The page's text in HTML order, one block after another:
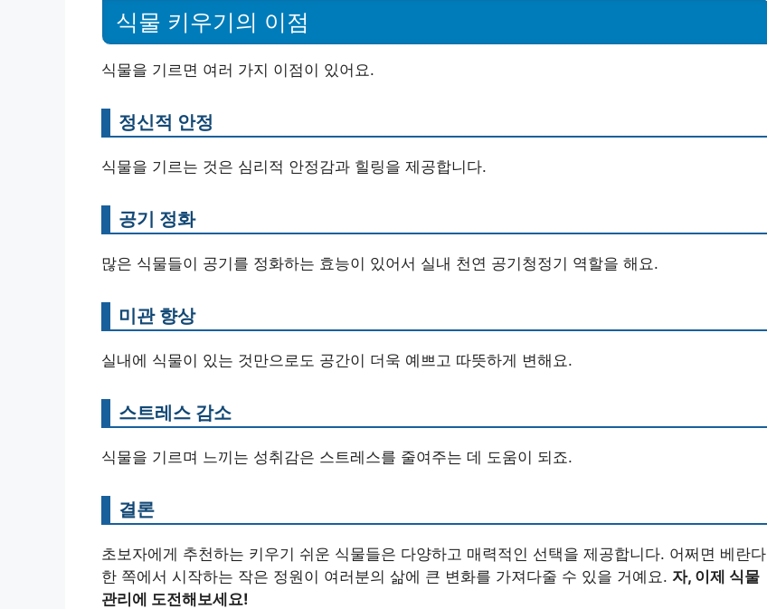
식물 키우기의 이점
식물을 기르면 여러 가지 이점이 있어요.
정신적 안정
식물을 기르는 것은 심리적 안정감과 힐링을 제공합니다.
공기 정화
많은 식물들이 공기를 정화하는 효능이 있어서 실내 천연 공기청정기 역할을 해요.
미관 향상
실내에 식물이 있는 것만으로도 공간이 더욱 예쁘고 따뜻하게 변해요.
스트레스 감소
식물을 기르며 느끼는 성취감은 스트레스를 줄여주는 데 도움이 되죠.
결론
초보자에게 추천하는 키우기 쉬운 식물들은 다양하고 매력적인 선택을 제공합니다. 어쩌면 베란다
한 쪽에서 시작하는 작은 정원이 여러분의 삶에 큰 변화를 가져다줄 수 있을 거예요. 자, 이제 식물
관리에 도전해보세요!